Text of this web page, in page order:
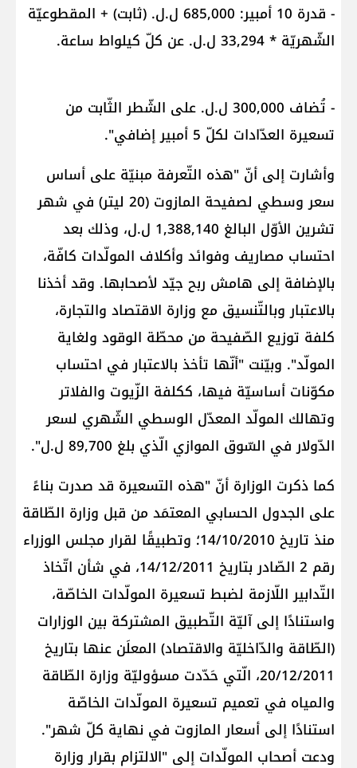
- قدرة 10 أمبير: 685,000 ل.ل. (ثابت) + المقطوعيّة
الشّهريّة * 33,294 ل.ل. عن كلّ كيلواط ساعة.
- تُضاف 300,000 ل.ل. على الشّطر الثّابت من
تسعيرة العدّادات لكلّ 5 أمبير إضافي".
وأشارت إلى أنّ "هذه التّعرفة مبنيّة على أساس
سعر وسطي لصفيحة المازوت (20 ليتر) في شهر
تشرين الأوّل البالغ 1,388,140 ل.ل، وذلك بعد
احتساب مصاريف وفوائد وأكلاف المولّدات كافّة،
بالإضافة إلى هامش ربح جيّد لأصحابها. وقد أخذنا
بالاعتبار وبالتّنسيق مع ​وزارة الاقتصاد والتجارة​،
كلفة توزيع الصّفيحة من محطّة الوقود ولغاية
المولّد". وبيّنت "أنّها تأخذ بالاعتبار في احتساب
مكوّنات أساسيّة فيها، ككلفة الزّيوت والفلاتر
وتهالك المولّد المعدّل الوسطي الشّهري لسعر
الدّولار في السّوق الموازي الّذي بلغ 89,700 ل.ل".
كما ذكرت الوزارة أنّ "هذه التسعيرة قد صدرت بناءً
على الجدول الحسابي المعتمَد من قبل وزارة الطّاقة
منذ تاريخ 14/10/2010؛ وتطبيقًا لقرار مجلس الوزراء
رقم 2 الصّادر بتاريخ 14/12/2011، في شأن اتّخاذ
التّدابير اللّازمة لضبط تسعيرة المولّدات الخاصّة،
واستنادًا إلى آليّة التّطبيق المشتركة بين الوزارات
(الطّاقة والدّاخليّة والاقتصاد) المعلَن عنها بتاريخ
20/12/2011، الّتي حَدّدت مسؤوليّة وزارة الطّاقة
والمياه في تعميم تسعيرة المولّدات الخاصّة
استنادًا إلى ​أسعار المازوت​ في نهاية كلّ شهر".
ودعت أصحاب المولّدات إلى "الالتزام بقرار وزارة